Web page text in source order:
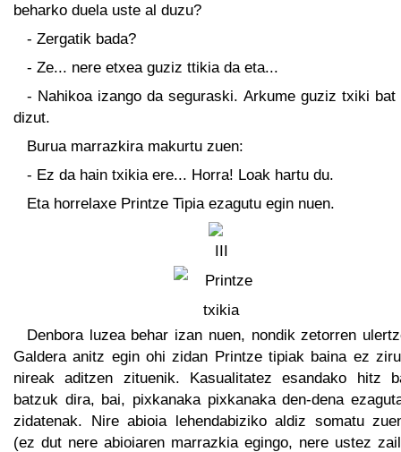
beharko duela uste al duzu?
- Zergatik bada?
- Ze... nere etxea guziz ttikia da eta...
- Nahikoa izango da seguraski. Arkume guziz txiki bat
dizut.
Burua marrazkira makurtu zuen:
- Ez da hain txikia ere... Horra! Loak hartu du.
Eta horrelaxe Printze Tipia ezagutu egin nuen.
Denbora luzea behar izan nuen, nondik zetorren
Galdera anitz egin ohi zidan Printze tipiak baina ez
nireak aditzen zituenik. Kasualitatez esandako hitz
batzuk dira, bai, pixkanaka pixkanaka den-dena
zidatenak. Nire abioia lehendabiziko aldiz somatu
(ez dut nere abioiaren marrazkia egingo, nere ustez